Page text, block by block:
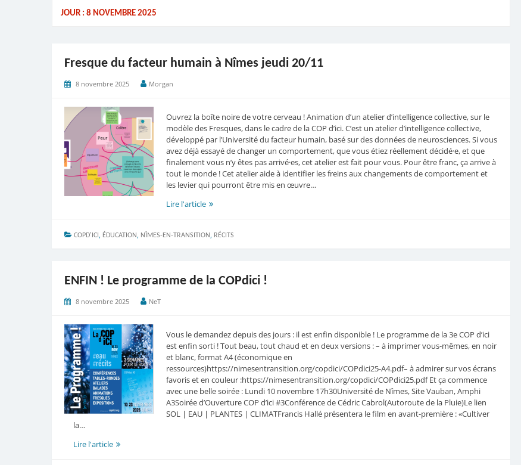
JOUR : 8 NOVEMBRE 2025
Fresque du facteur humain à Nîmes jeudi 20/11
8 novembre 2025 Morgan
Ouvrez la boîte noire de votre cerveau ! Animation d’un atelier d’intelligence collective, sur le
modèle des Fresques, dans le cadre de la COP d’ici. C’est un atelier d’intelligence collective,
développé par l’Université du facteur humain, basé sur des données de neurosciences. Si vous
avez déjà essayé de changer un comportement, que vous étiez réellement décidé·e, et que
finalement vous n’y êtes pas arrivé·es, cet atelier est fait pour vous. Pour être franc, ça arrive à
tout le monde ! Cet atelier aide à identifier les freins aux changements de comportement et
les levier qui pourront être mis en œuvre…
Lire l'articleFresque
humain
à
20/11
COPD'ICI , ÉDUCATION , NÎMES-EN-TRANSITION , RÉCITS
ENFIN ! Le programme de la COPdici !
8 novembre 2025 NeT
Vous le demandez depuis des jours : il est enfin disponible ! Le programme de la 3e COP d’ici
est enfin sorti ! Tout beau, tout chaud et en deux versions : – à imprimer vous-mêmes, en noir
et blanc, format A4 (économique en
ressources)https://nimesentransition.org/copdici/COPdici25-A4.pdf– à admirer sur vos écrans
favoris et en couleur :https://nimesentransition.org/copdici/COPdici25.pdf Et ça commence
avec une belle soirée : Lundi 10 novembre 17h30Université de Nîmes, Site Vauban, Amphi
A3Soirée d’Ouverture COP d’ici #3Conférence de Cédric Cabrol(Autoroute de la Pluie)Le lien
SOL | EAU | PLANTES | CLIMATFrancis Hallé présentera le film en avant-première : «Cultiver
la…
Lire l'articleENFIN